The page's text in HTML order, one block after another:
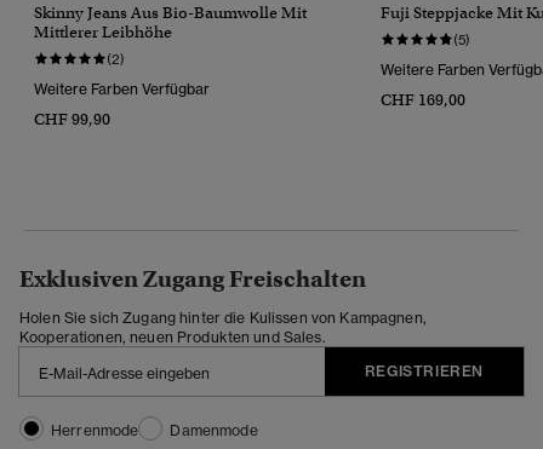
Skinny Jeans Aus Bio-Baumwolle Mit
Mittlerer Leibhöhe
(2)
Weitere Farben Verfügbar
CHF 99,90
Fuji Steppjacke Mit
(5)
Weitere Farben
CHF 169,00
Exklusiven Zugang Freischalten
Holen Sie sich Zugang hinter die Kulissen von Kampagnen,
Kooperationen, neuen Produkten und Sales.
REGISTRIEREN
Herrenmode Damenmode